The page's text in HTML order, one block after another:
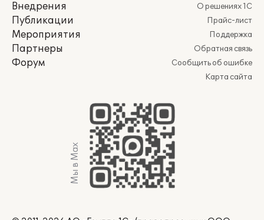
Внедрения
Публикации
Мероприятия
Партнеры
Форум
О решениях 1С
Прайс-лист
Поддержка
Обратная связь
Сообщить об ошибке
Карта сайта
Мы в Max